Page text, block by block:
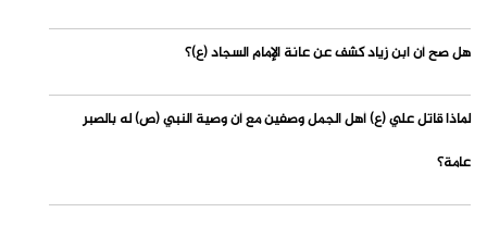
هل صح أن ابن زياد كشف عن عانة الإمام السجاد (ع)؟
لماذا قاتل علي (ع) أهل الجمل وصفين مع أن وصية النبي (ص) له بالصبر
عامة؟